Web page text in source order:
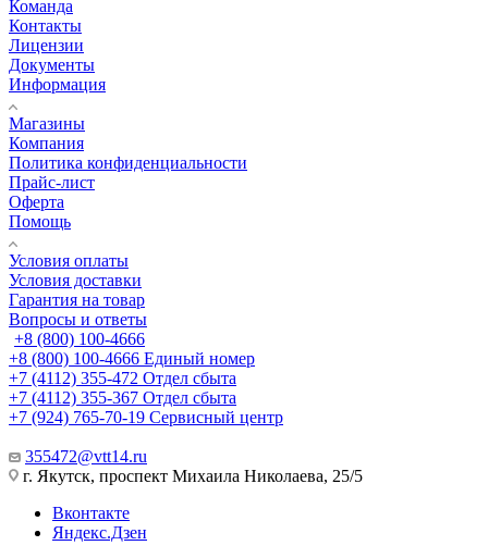
Команда
Контакты
Лицензии
Документы
Информация
Магазины
Компания
Политика конфиденциальности
Прайс-лист
Оферта
Помощь
Условия оплаты
Условия доставки
Гарантия на товар
Вопросы и ответы
+8 (800) 100-4666
+8 (800) 100-4666 Единый номер
+7 (4112) 355-472 Отдел сбыта
+7 (4112) 355-367 Отдел сбыта
+7 (924) 765-70-19 Сервисный центр
355472@vtt14.ru
г. Якутск, проспект Михаила Николаева, 25/5
Вконтакте
Яндекс.Дзен